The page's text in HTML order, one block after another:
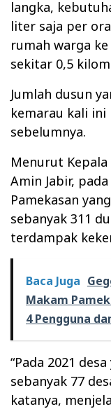
langka,
liter saja per
rumah warga
sekitar 0,5
Jumlah dusun
kemarau kali
sebelumnya.
Menurut Kepala
Amin Jabir,
Pamekasan
sebanyak 311
terdampak
Baca Juga
Makam
4 Pengguna
“Pada 2021
sebanyak 77
katanya,